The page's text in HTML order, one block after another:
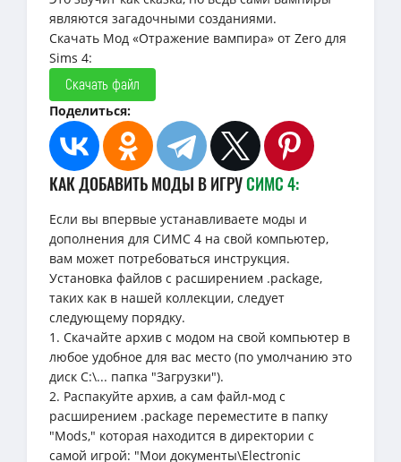
являются загадочными созданиями.
Скачать Мод «Отражение вампира» от Zero для
Sims 4:
Скачать файл
Поделиться:
КАК ДОБАВИТЬ МОДЫ В ИГРУСИМС 4:
Если вы впервые устанавливаете моды и
дополнения для СИМС 4 на свой компьютер,
вам может потребоваться инструкция.
Установка файлов с расширением .package,
таких как в нашей коллекции, следует
следующему порядку.
1. Скачайте архив с модом на свой компьютер в
любое удобное для вас место (по умолчанию это
диск C:\... папка "Загрузки").
2. Распакуйте архив, а сам файл-мод с
расширением .package переместите в папку
"Mods," которая находится в директории с
самой игрой: "Мои документы\Electronic